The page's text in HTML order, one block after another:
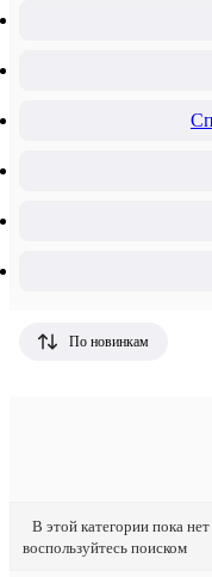
По новинкам
В этой категории пока
воспользуйтесь поиском